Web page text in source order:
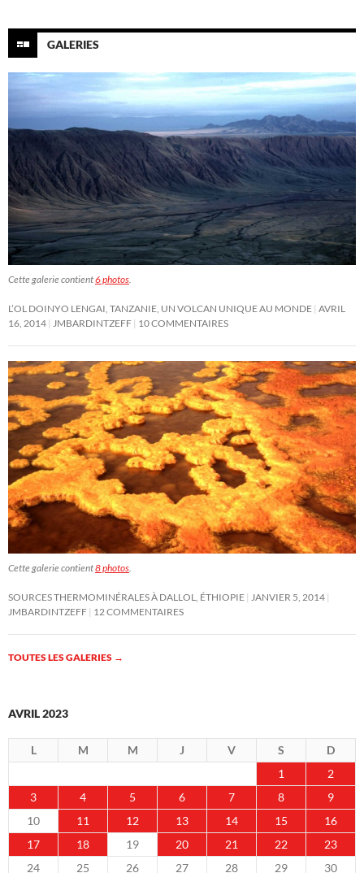
GALERIES
Cette galerie contient6 photos.
L’OL DOINYO LENGAI, TANZANIE, UN VOLCAN UNIQUE AU MONDE AVRIL
16, 2014 JMBARDINTZEFF 10 COMMENTAIRES
Cette galerie contient8 photos.
SOURCES THERMOMINÉRALES À DALLOL, ÉTHIOPIE JANVIER 5, 2014
JMBARDINTZEFF 12 COMMENTAIRES
TOUTES LES GALERIES →
AVRIL 2023
L M M J V S
D
1
2
3
4 5 6 7 8
9
10
11 12 13 14 15
16
17
18 19 20 21 22
23
24
25 26 27 28 29 30